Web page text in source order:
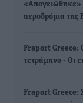
«Απογειώθηκε»
αεροδρόμια της
Fraport Greece:
τετράμηνο - Οι
Fraport Greece: